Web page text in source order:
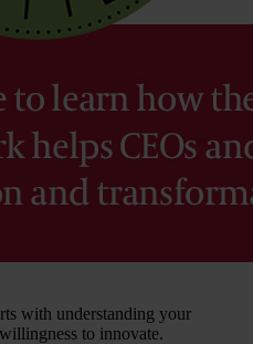
with understanding your
to innovate.